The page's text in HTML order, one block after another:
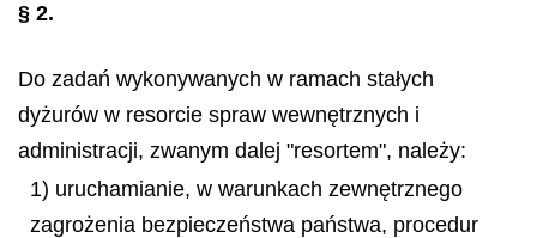
§ 2.
Do zadań wykonywanych w ramach stałych
dyżurów w resorcie spraw wewnętrznych i
administracji, zwanym dalej "resortem", należy:
1) uruchamianie, w warunkach zewnętrznego
zagrożenia bezpieczeństwa państwa, procedur